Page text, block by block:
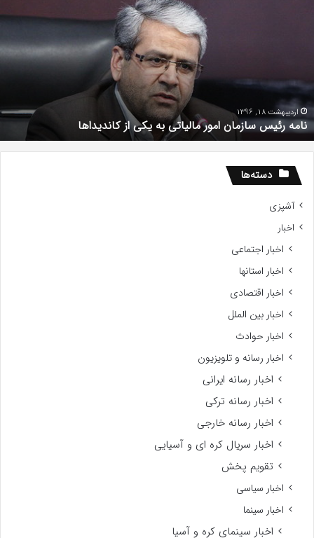
یکی
کاندیداهااردیبهشت 18, 1396
نامه رئیس سازمان امور مالیاتی به یکی از کاندیداها
دسته‌ها
آشپزی
اخبار
اخبار اجتماعی
اخبار استانها
اخبار اقتصادی
اخبار بین الملل
اخبار حوادث
اخبار رسانه و تلویزیون
اخبار رسانه ایرانی
اخبار رسانه ترکی
اخبار رسانه خارجی
اخبار سریال کره ای و آسیایی
تقویم پخش
اخبار سیاسی
اخبار سینما
اخبار سینمای کره و آسیا